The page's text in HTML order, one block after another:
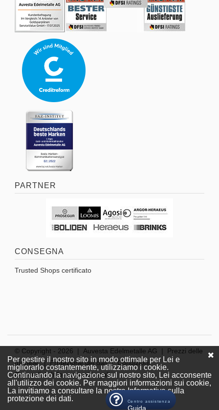
Centro assistenza
Guida
PARTNER
CONSEGNA
Trusted Shops certificato
© Copyright - 2026 | Auvesta Edelmetalle AG | Prezzi delle
monete|Protezione dei dati|Condizioni
Generali|Informazioni Legali
Per gestire il nostro sito in modo ottimale per Lei e
migliorarlo costantemente, utilizziamo i cookie.
Continuando la navigazione sul nostro sito, Lei acconsente
all'utilizzo dei cookie. Per maggiori informazioni sui cookie,
La invitiamo a consultare la nostra Informativa sulla
protezione dei dati.